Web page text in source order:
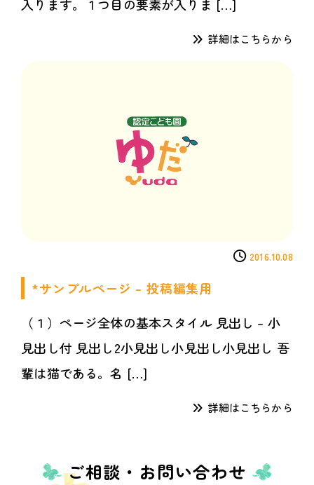
入ります。１つ目の要素が入りま […]
詳細はこちらから
2016.10.08
*サンプルページ – 投稿編集用
（１）ページ全体の基本スタイル 見出し – 小
見出し付 見出し2小見出し小見出し小見出し 吾
輩は猫である。名 […]
詳細はこちらから
ご相談・お問い合わせ